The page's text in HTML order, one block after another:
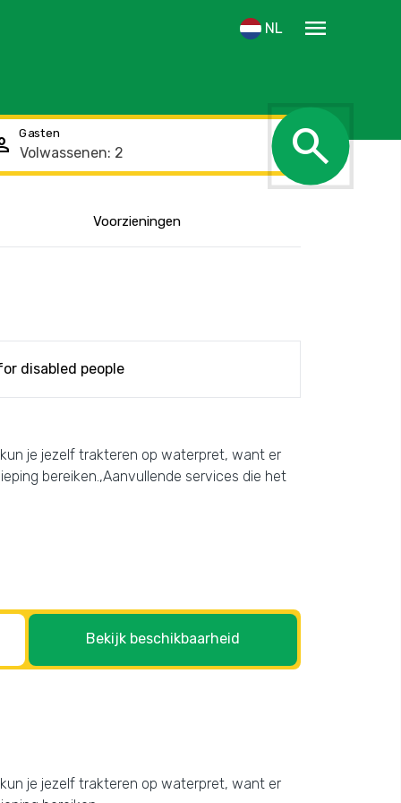
NL menu
Gasten search
VoorzieningenToon de locatie
disabled people
kun je jezelf trakteren op waterpret, want er
bereiken.,Aanvullende services die het
Bekijk beschikbaarheid
kun je jezelf trakteren op waterpret, want er